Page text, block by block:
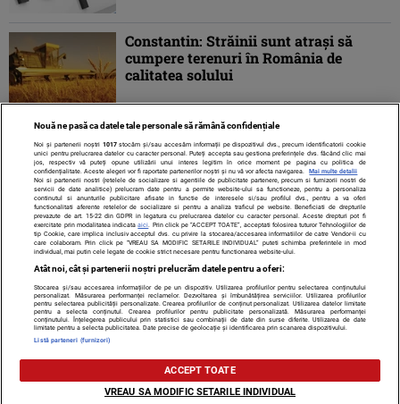
Constantin: Străinii sunt atraşi să
cumpere terenuri în România de
calitatea solului
Contact Despre noi Termeni și condiții
Citarea se poate face în limita a 250 de semne. Nici o instituţie sau persoană
(site-uri, instituţii mass-media, firme de monitorizare) nu poate reproduce
integral scrierile publicistice purtătoare de Drepturi de Autor.
Nouă ne pasă ca datele tale personale să rămână confidențiale
Noi și partenerii noștri 1017stocăm și/sau accesăm informații pe dispozitivul dvs., precum identificatorii cookie
unici pentru prelucrarea datelor cu caracter personal. Puteți accepta sau gestiona preferințele dvs. făcând clic mai
jos, respectiv vă puteți opune utilizării unui interes legitim în orice moment pe pagina cu politica de
confidențialitate. Aceste alegeri vor fi raportate partenerilor noștri și nu vă vor afecta navigarea.
Mai multe detalii
Noi si partenerii nostri (retelele de socializare si agentiile de publicitate partenere, precum si furnizorii nostri de
servicii de date analitice) prelucram date pentru a permite website-ului sa functioneze, pentru a personaliza
continutul si anunturile publicitare afisate in functie de interesele si/sau profilul dvs., pentru a va oferi
functionalitati aferente retelelor de socializare si pentru a analiza traficul pe website. Beneficiati de drepturile
prevazute de art. 15-22 din GDPR in legatura cu prelucrarea datelor cu caracter personal. Aceste drepturi pot fi
exercitate prin modalitatea indicataaici . Prin click pe “ACCEPT TOATE”, acceptati folosirea tuturor Tehnologiilor de
tip Cookie, care implica inclusiv acceptul dvs. cu privire la stocarea/accesarea informatiilor de catre Vendor-ii cu
care colaboram. Prin click pe “VREAU SA MODIFIC SETARILE INDIVIDUAL” puteti schimba preferintele in mod
individual, mai putin cele legate de cookie strict necesare pentru functionarea website-ului.
Atât noi, cât și partenerii noștri prelucrăm datele pentru a oferi:
Stocarea și/sau accesarea informațiilor de pe un dispozitiv. Utilizarea profilurilor pentru selectarea conținutului
personalizat. Măsurarea performanței reclamelor. Dezvoltarea și îmbunătățirea serviciilor. Utilizarea profilurilor
pentru selectarea publicității personalizate. Crearea profilurilor de conținut personalizat. Utilizarea datelor limitate
pentru a selecta conținutul. Crearea profilurilor pentru publicitate personalizată. Măsurarea performanței
conținutului. Înțelegerea publicului prin statistici sau combinații de date din surse diferite. Utilizarea de date
limitate pentru a selecta publicitatea. Date precise de geolocație și identificarea prin scanarea dispozitivului.
Listă parteneri (furnizori)
ACCEPT TOATE
VREAU SA MODIFIC SETARILE INDIVIDUAL